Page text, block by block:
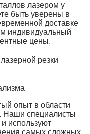
лазером у
быть уверены в
доставке
индивидуальный
цены.
резки
опыт в области
Наши специалисты
используют
самых сложных